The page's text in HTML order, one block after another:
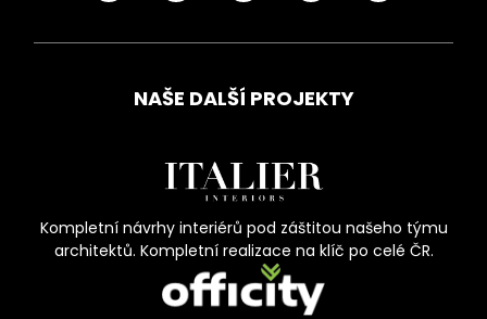
NAŠE DALŠÍ PROJEKTY
Kompletní návrhy interiérů pod záštitou našeho týmu
architektů. Kompletní realizace na klíč po celé ČR.